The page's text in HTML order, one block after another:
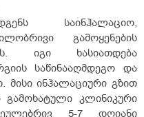
საინჰალაციო,
გამოყენების
იგი ხასიათდება
საწინააღმდეგო და
მისი ინჰალაციური გზით
გამოხატული კლინიკური
5-7 დღიანი